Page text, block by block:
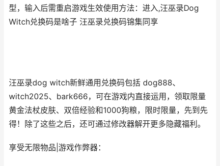
型，输入后需重启游戏生效使用方法：进入,汪巫录Dog
Witch兑换码是啥子 汪巫录兑换码锦集同享
汪巫录dog witch新鲜通用兑换码包括 dog888、
witch2025、bark666，可在游戏内直接运用，领取限量
黄金法杖皮肤、双倍经验和1000狗粮，限时限量，先到先
得！除了这些之后，还可通过修改器解开更多隐藏福利。
享受无限物品|游戏作弊器：